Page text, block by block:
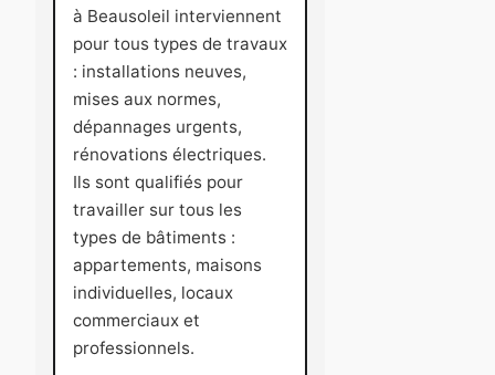
à Beausoleil interviennent
pour tous types de travaux
: installations neuves,
mises aux normes,
dépannages urgents,
rénovations électriques.
Ils sont qualifiés pour
travailler sur tous les
types de bâtiments :
appartements, maisons
individuelles, locaux
commerciaux et
professionnels.